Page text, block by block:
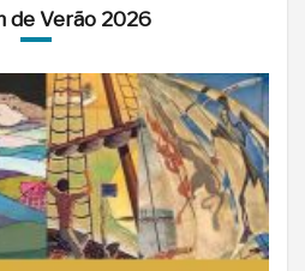
de Verão 2026